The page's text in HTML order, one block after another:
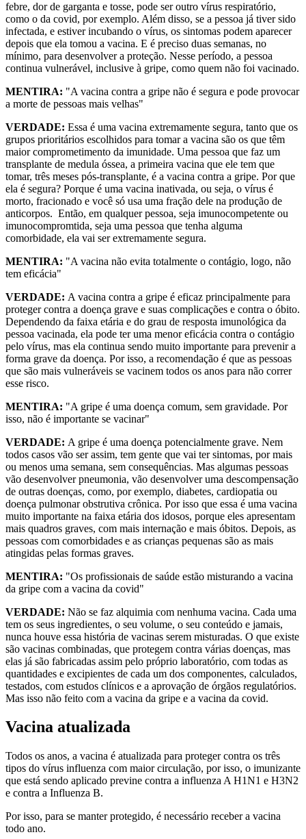
febre, dor de garganta e tosse, pode ser outro vírus respiratório,
como o da covid, por exemplo. Além disso, se a pessoa já tiver sido
infectada, e estiver incubando o vírus, os sintomas podem aparecer
depois que ela tomou a vacina. E é preciso duas semanas, no
mínimo, para desenvolver a proteção. Nesse período, a pessoa
continua vulnerável, inclusive à gripe, como quem não foi vacinado.
MENTIRA: "A vacina contra a gripe não é segura e pode provocar
a morte de pessoas mais velhas"
VERDADE: Essa é uma vacina extremamente segura, tanto que os
grupos prioritários escolhidos para tomar a vacina são os que têm
maior comprometimento da imunidade. Uma pessoa que faz um
transplante de medula óssea, a primeira vacina que ele tem que
tomar, três meses pós-transplante, é a vacina contra a gripe. Por que
ela é segura? Porque é uma vacina inativada, ou seja, o vírus é
morto, fracionado e você só usa uma fração dele na produção de
anticorpos. Então, em qualquer pessoa, seja imunocompetente ou
imunocompromtida, seja uma pessoa que tenha alguma
comorbidade, ela vai ser extremamente segura.
MENTIRA: "A vacina não evita totalmente o contágio, logo, não
tem eficácia"
VERDADE: A vacina contra a gripe é eficaz principalmente para
proteger contra a doença grave e suas complicações e contra o óbito.
Dependendo da faixa etária e do grau de resposta imunológica da
pessoa vacinada, ela pode ter uma menor eficácia contra o contágio
pelo vírus, mas ela continua sendo muito importante para prevenir a
forma grave da doença. Por isso, a recomendação é que as pessoas
que são mais vulneráveis se vacinem todos os anos para não correr
esse risco.
MENTIRA: "A gripe é uma doença comum, sem gravidade. Por
isso, não é importante se vacinar"
VERDADE: A gripe é uma doença potencialmente grave. Nem
todos casos vão ser assim, tem gente que vai ter sintomas, por mais
ou menos uma semana, sem consequências. Mas algumas pessoas
vão desenvolver pneumonia, vão desenvolver uma descompensação
de outras doenças, como, por exemplo, diabetes, cardiopatia ou
doença pulmonar obstrutiva crônica. Por isso que essa é uma vacina
muito importante na faixa etária dos idosos, porque eles apresentam
mais quadros graves, com mais internação e mais óbitos. Depois, as
pessoas com comorbidades e as crianças pequenas são as mais
atingidas pelas formas graves.
MENTIRA: "Os profissionais de saúde estão misturando a vacina
da gripe com a vacina da covid"
VERDADE: Não se faz alquimia com nenhuma vacina. Cada uma
tem os seus ingredientes, o seu volume, o seu conteúdo e jamais,
nunca houve essa história de vacinas serem misturadas. O que existe
são vacinas combinadas, que protegem contra várias doenças, mas
elas já são fabricadas assim pelo próprio laboratório, com todas as
quantidades e excipientes de cada um dos componentes, calculados,
testados, com estudos clínicos e a aprovação de órgãos regulatórios.
Mas isso não feito com a vacina da gripe e a vacina da covid.
Vacina atualizada
Todos os anos, a vacina é atualizada para proteger contra os três
tipos do vírus influenza com maior circulação, por isso, o imunizante
que está sendo aplicado previne contra a influenza A H1N1 e H3N2
e contra a Influenza B.
Por isso, para se manter protegido, é necessário receber a vacina
todo ano.